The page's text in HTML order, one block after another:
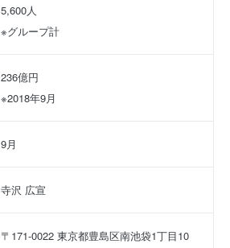
5,600人
※グループ計
236億円
※2018年9月
9月
寺沢 広宣
〒171-0022 東京都豊島区南池袋1丁目10